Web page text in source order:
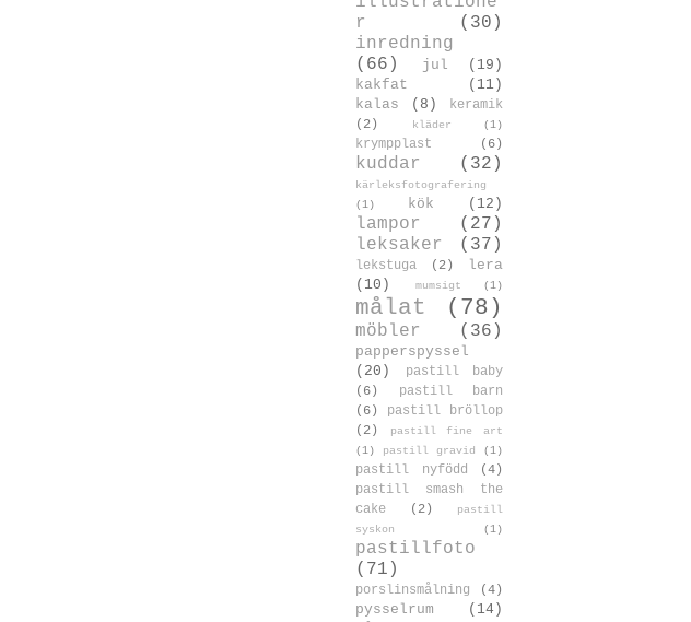
r
(30)
inredning
(66)
jul
(19)
kakfat
(11)
kalas
(8)
keramik
(2)
kläder (1)
krympplast (6)
kuddar (32)
kärleksfotografering
(1)
kök (12)
lampor
(27)
leksaker
(37)
lekstuga (2)
lera
(10)
mumsigt (1)
målat (78)
möbler (36)
papperspyssel
(20)
pastill baby
(6)
pastill barn
(6)
pastill bröllop
(2)
pastill fine art
(1)
pastill gravid (1)
pastill nyfödd
(4)
pastill smash the
cake
(2)
pastill
syskon
(1)
pastillfoto
(71)
porslinsmålning (4)
pysselrum
(14)